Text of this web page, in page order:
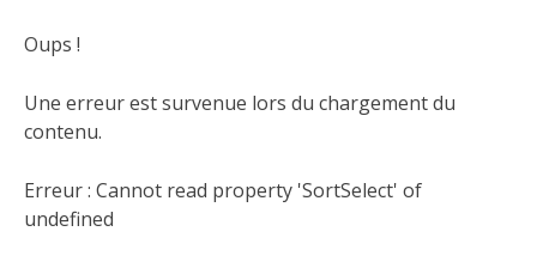
Oups !
Une erreur est survenue lors du chargement du
contenu.
Erreur : Cannot read property 'SortSelect' of
undefined